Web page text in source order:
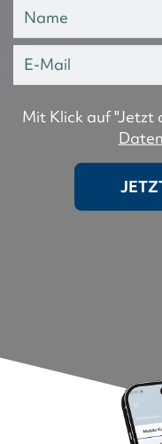
Mit Klick auf "Jetzt